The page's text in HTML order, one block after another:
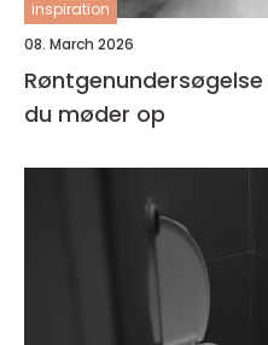
inspiration
08. March 2026
Røntgenundersøgelse hvad du skal vide, før
du møder op